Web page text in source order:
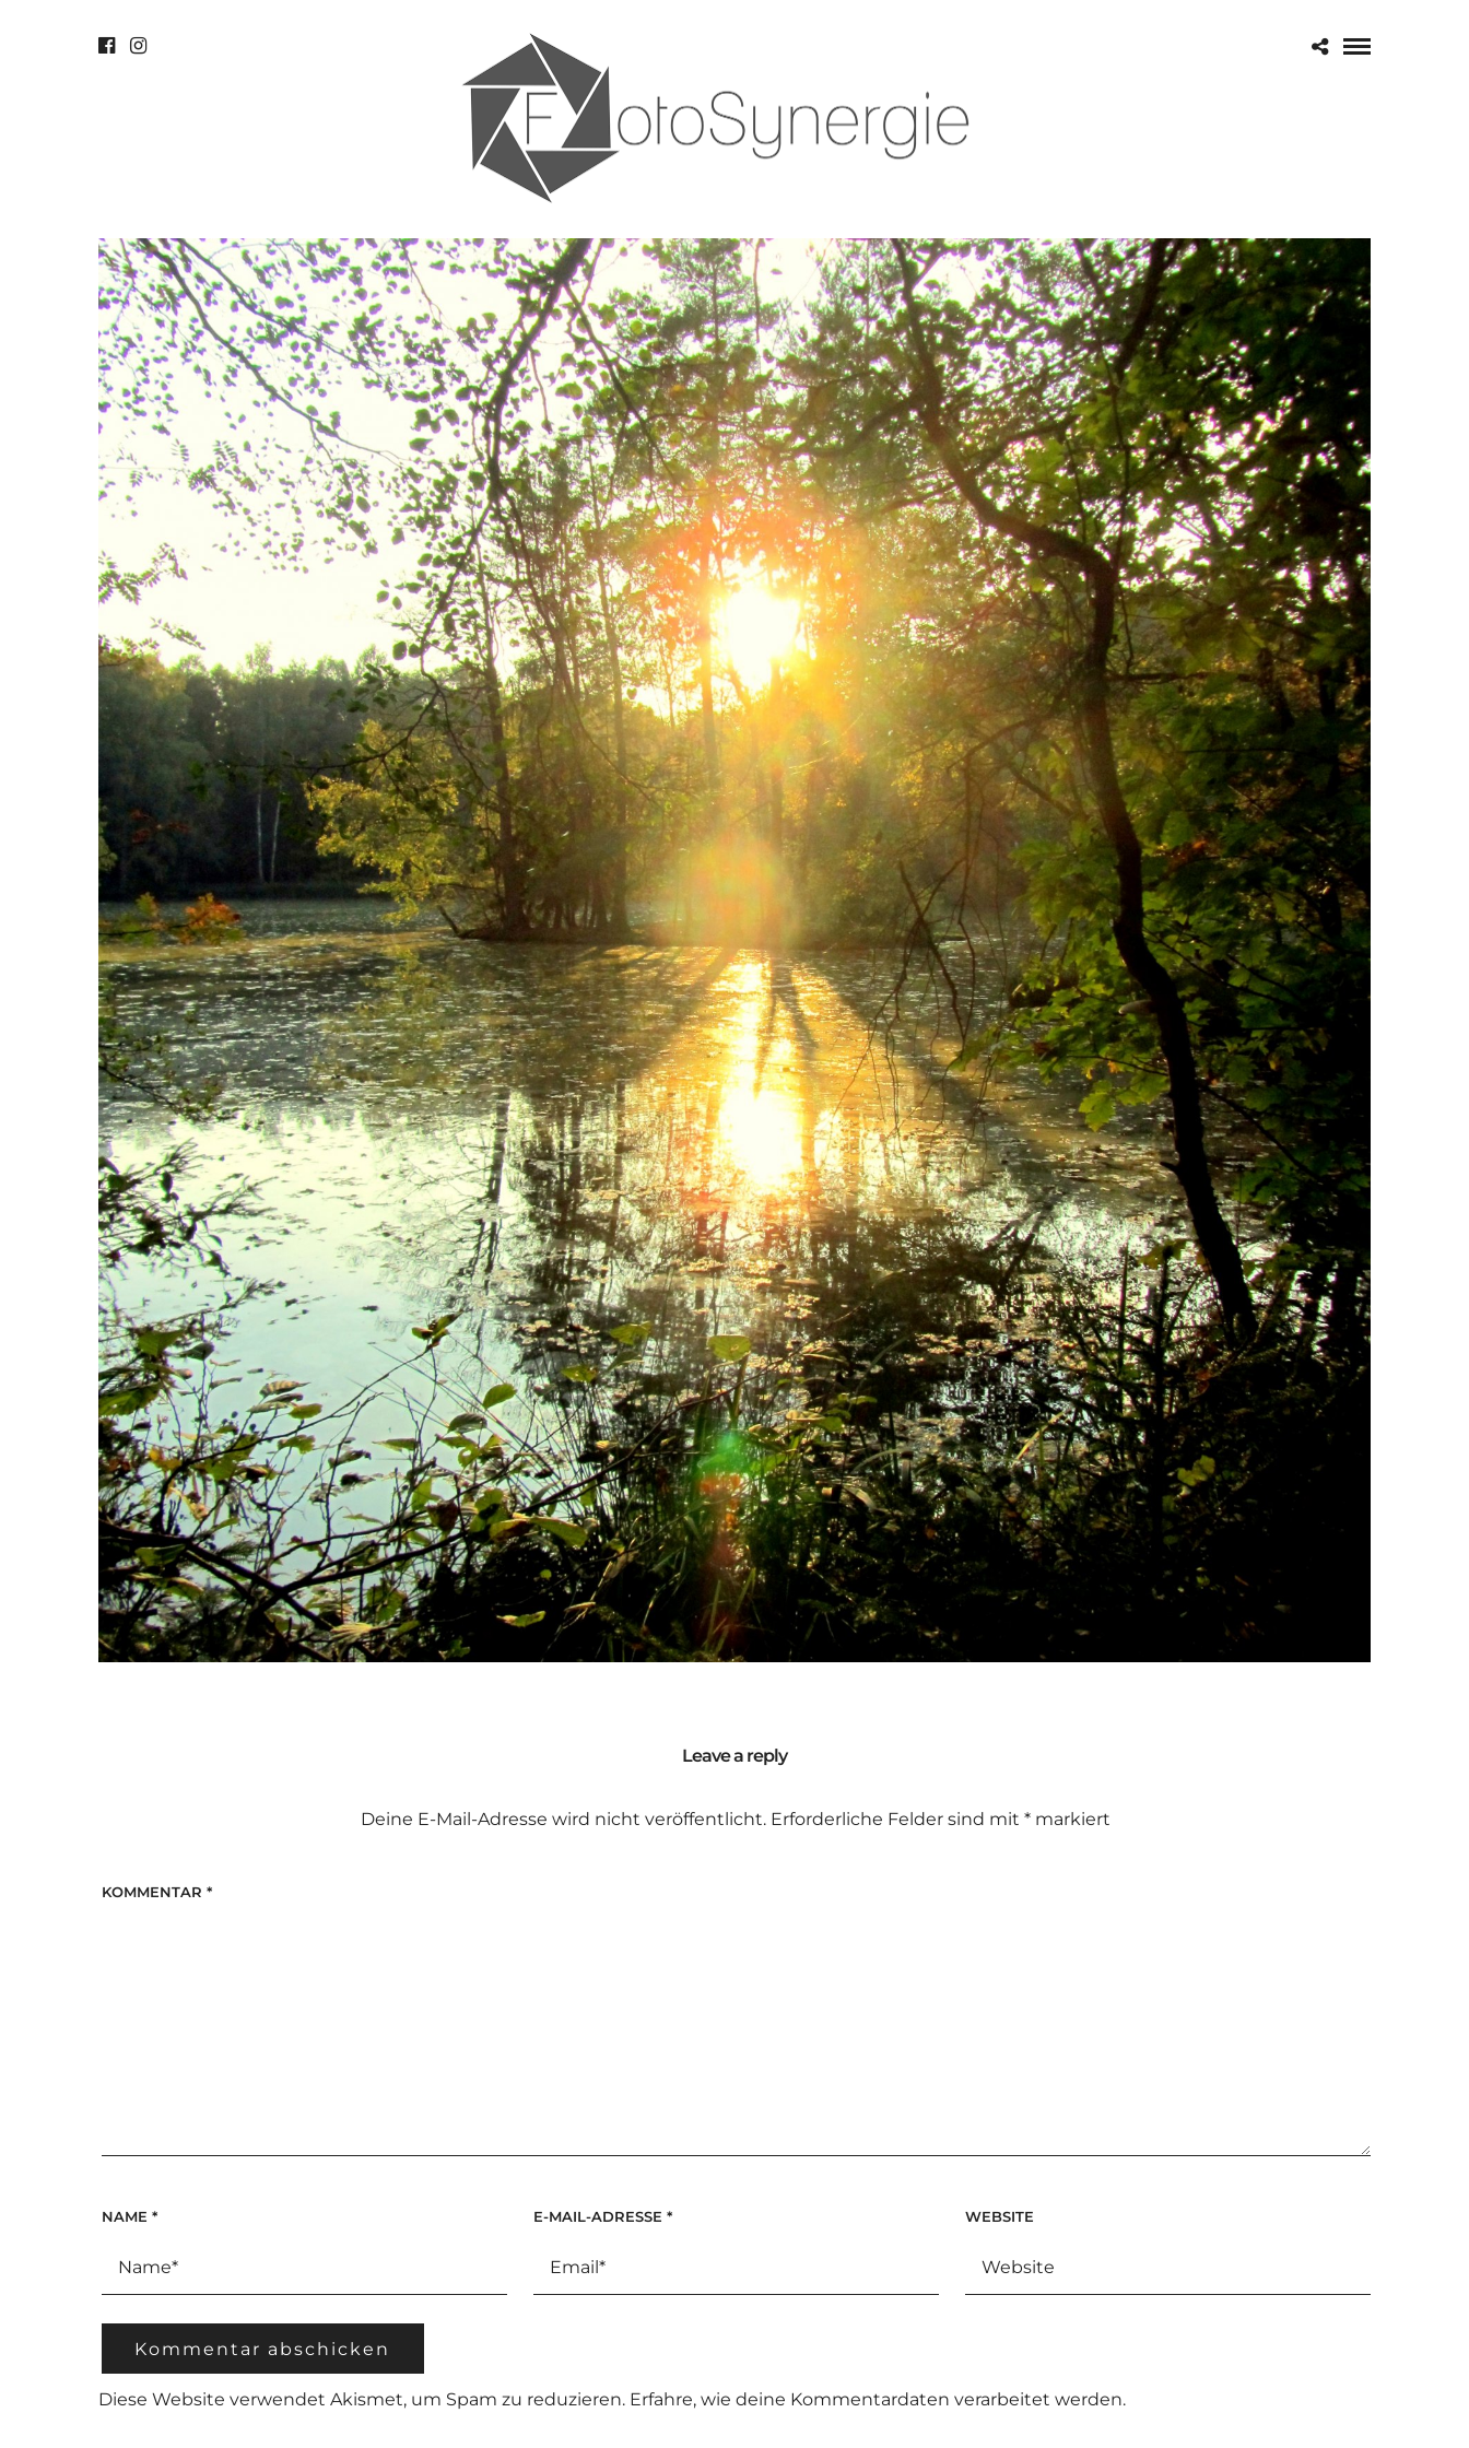
Leave a reply
Deine E-Mail-Adresse wird nicht veröffentlicht. Erforderliche Felder sind mit* markiert
KOMMENTAR *
NAME * E-MAIL-ADRESSE * WEBSITE
Diese Website verwendet Akismet, um Spam zu reduzieren. Erfahre, wie deine Kommentardaten verarbeitet werden.